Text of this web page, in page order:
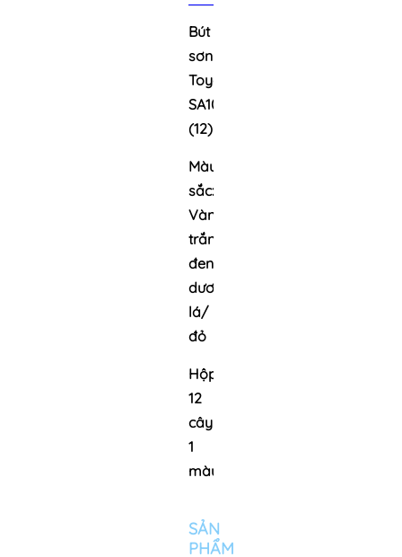
Bút
sơn
Toyo
SA101
(12)
Màu
sắc:
Vàng/
trắng/
đen/
dương/
lá/
đỏ
Hộp
12
cây
1
màu
SẢN
PHẨM